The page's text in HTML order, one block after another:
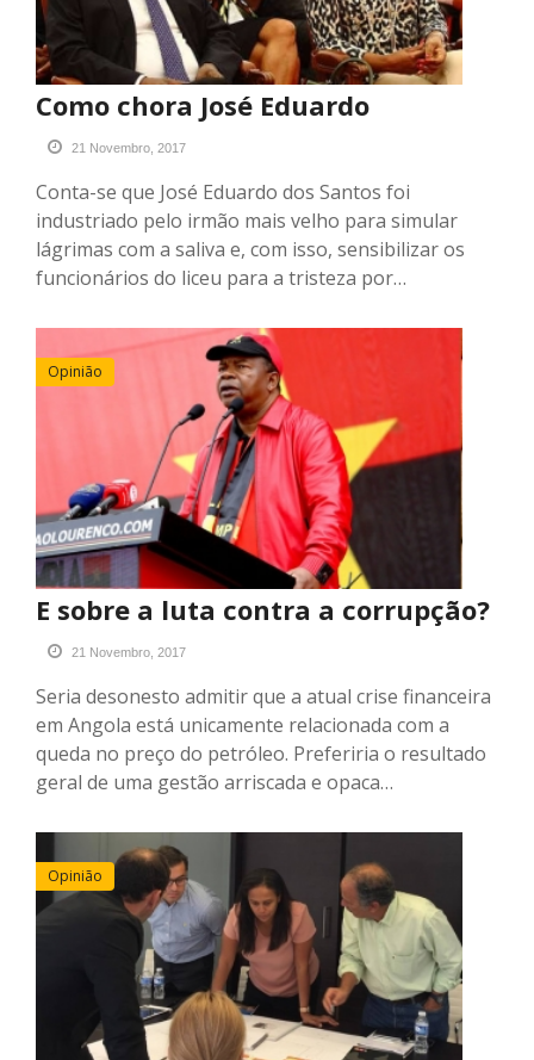
Como chora José Eduardo
21 Novembro, 2017
Conta-se que José Eduardo dos Santos foi
industriado pelo irmão mais velho para simular
lágrimas com a saliva e, com isso, sensibilizar os
funcionários do liceu para a tristeza por…
Opinião
E sobre a luta contra a corrupção?
21 Novembro, 2017
Seria desonesto admitir que a atual crise financeira
em Angola está unicamente relacionada com a
queda no preço do petróleo. Preferiria o resultado
geral de uma gestão arriscada e opaca…
Opinião